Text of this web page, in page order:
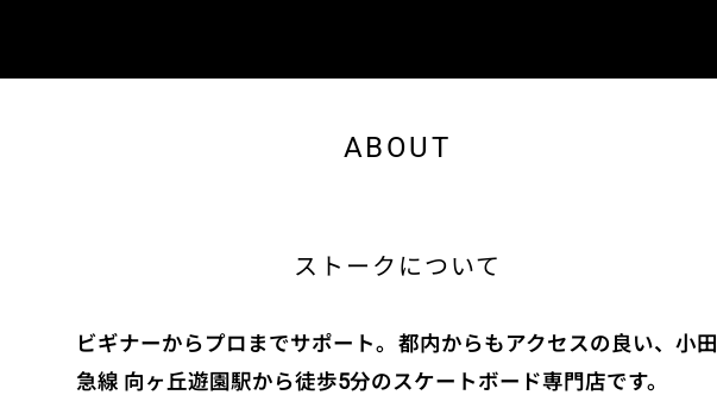
ABOUT
ストークについて
ビギナーからプロまでサポート。都内からもアクセスの良い、小田
急線 向ヶ丘遊園駅から徒歩5分のスケートボード専門店です。